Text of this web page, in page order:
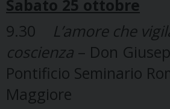
Sabato 25 ottobre
9.30 L’amore che
coscienza – Don
Pontificio Seminario
Maggiore